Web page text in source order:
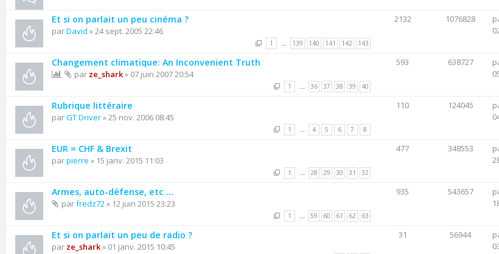
Et si on parlait un peu cinéma ?
parDavid » 24 sept. 2005 22:46
1 … 139 140 141 142 143
2132 1076828
Changement climatique: An Inconvenient Truth
par ze_shark» 07 juin 2007 20:54
1 … 36 37 38 39 40
593 638727
Rubrique littéraire
parGT Driver» 25 nov. 2006 08:45
1 … 4 5 6 7 8
110 124045
EUR = CHF & Brexit
parpierre » 15 janv. 2015 11:03
1 … 28 29 30 31 32
477 348553
Armes, auto-défense, etc ...
parfredz72» 12 juin 2015 23:23
1 … 59 60 61 62 63
935 543657
Et si on parlait un peu de radio ?
par ze_shark» 01 janv. 2015 10:45
31 56944